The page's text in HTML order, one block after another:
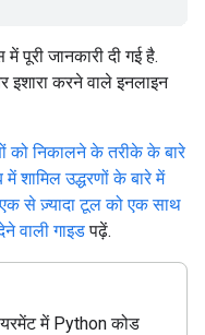
पूरी जानकारी दी गई है.
करने वाले इनलाइन
को निकालने के तरीके के बारे
शामिल उद्धरणों के बारे में
एक से ज़्यादा टूल को एक साथ
वाली गाइडपढ़ें.
में Python कोड